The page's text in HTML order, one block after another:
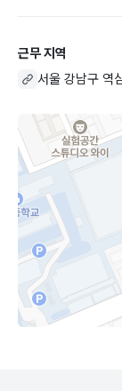
근무 지역
서울 강남구 역